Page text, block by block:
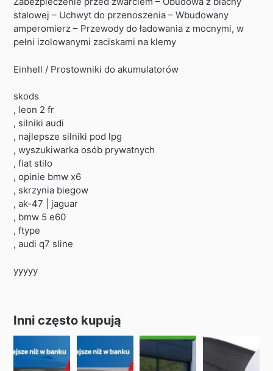
stalowej – Uchwyt do przenoszenia – Wbudowany
amperomierz – Przewody do ładowania z mocnymi, w
pełni izolowanymi zaciskami na klemy
Einhell / Prostowniki do akumulatorów
skods
, leon 2 fr
, silniki audi
, najlepsze silniki pod lpg
, wyszukiwarka osób prywatnych
, fiat stilo
, opinie bmw x6
, skrzynia biegow
, ak-47 | jaguar
, bmw 5 e60
, ftype
, audi q7 sline
yyyyy
Inni często kupują